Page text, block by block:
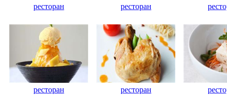
ресторан ресторан
ресторан ресторан